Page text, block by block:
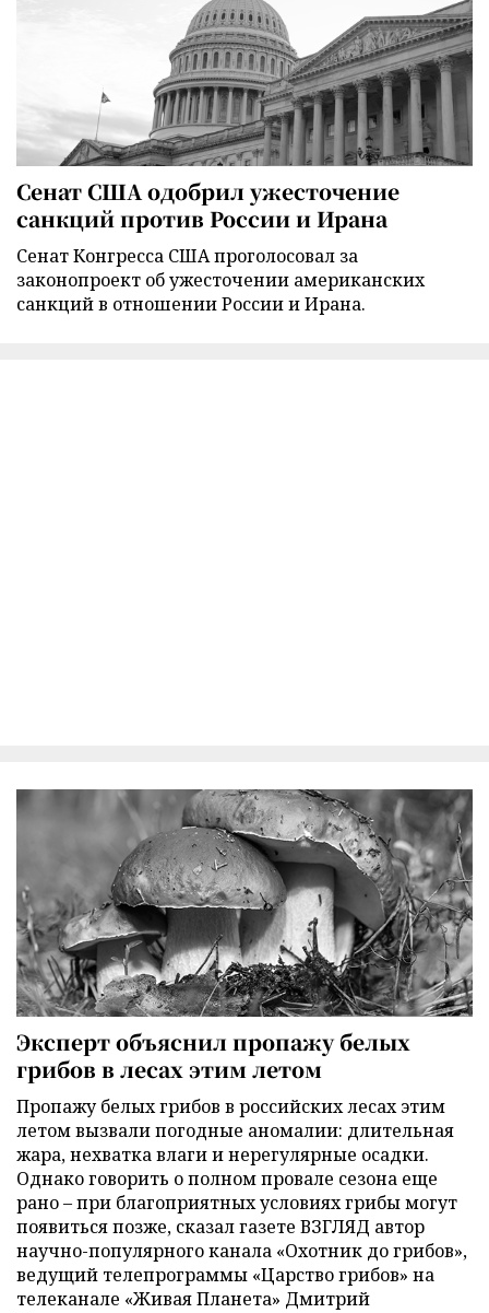
Сенат США одобрил ужесточение
санкций против России и Ирана
Сенат Конгресса США проголосовал за
законопроект об ужесточении американских
санкций в отношении России и Ирана.
Эксперт объяснил пропажу белых
грибов в лесах этим летом
Пропажу белых грибов в российских лесах этим
летом вызвали погодные аномалии: длительная
жара, нехватка влаги и нерегулярные осадки.
Однако говорить о полном провале сезона еще
рано – при благоприятных условиях грибы могут
появиться позже, сказал газете ВЗГЛЯД автор
научно-популярного канала «Охотник до грибов»,
ведущий телепрограммы «Царство грибов» на
телеканале «Живая Планета» Дмитрий